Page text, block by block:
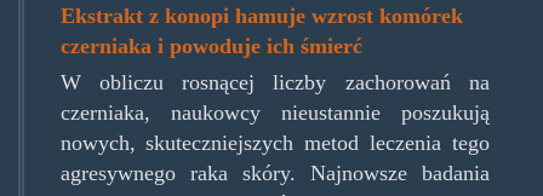
Ekstrakt z konopi hamuje wzrost komórek
czerniaka i powoduje ich śmierć
W obliczu rosnącej liczby zachorowań na
czerniaka, naukowcy nieustannie poszukują
nowych, skuteczniejszych metod leczenia tego
agresywnego raka skóry. Najnowsze badania